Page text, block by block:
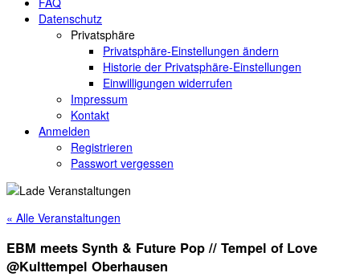
Datenschutz
Privatsphäre
Privatsphäre-Einstellungen ändern
Historie der Privatsphäre-Einstellungen
Einwilligungen widerrufen
Impressum
Kontakt
Anmelden
Registrieren
Passwort vergessen
« Alle Veranstaltungen
EBM meets Synth & Future Pop // Tempel of Love
@Kulttempel Oberhausen